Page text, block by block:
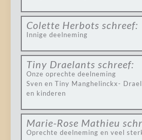
Colette Herbots schreef:
Innige deelneming
Tiny Draelants schreef:
Onze oprechte deelneming
Sven en Tiny Manghelinckx-
en kinderen
Marie-Rose Mathieu
Oprechte deelneming en veel